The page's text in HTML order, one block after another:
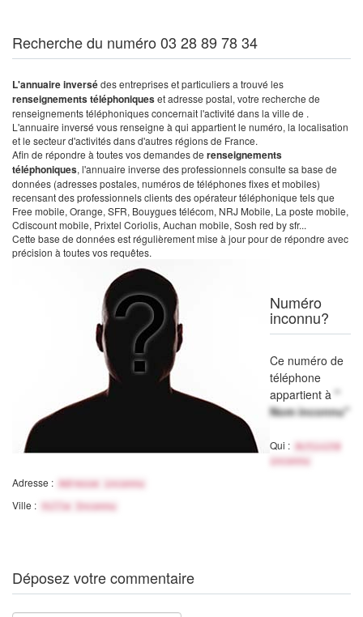
Recherche du numéro 03 28 89 78 34
L'annuaire inversédes entreprises et particuliers a trouvé les
renseignements téléphoniqueset adresse postal, votre recherche de
renseignements téléphoniques concernait l'activité dans la ville de .
L'annuaire inversé vous renseigne à qui appartient le numéro, la localisation
et le secteur d'activités dans d'autres régions de France.
Afin de répondre à toutes vos demandes de renseignements
téléphoniques, l'annuaire inverse des professionnels consulte sa base de
données (adresses postales, numéros de téléphones fixes et mobiles)
recensant des professionnels clients des opérateur téléphonique tels que
Free mobile, Orange, SFR, Bouygues télécom, NRJ Mobile, La poste mobile,
Cdiscount mobile, Prixtel Coriolis, Auchan mobile, Sosh red by sfr...
Cette base de données est régulièrement mise à jour pour de répondre avec
précision à toutes vos requêtes.
Numéro
inconnu?
Ce numéro de
téléphone
appartient à "
Nom inconnu"
Qui :
Activité
inconnu
Adresse : Adresse inconnu
Ville : Ville Inconnu
Déposez votre commentaire